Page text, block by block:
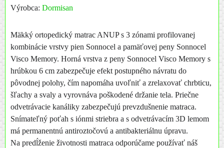
Výrobca: Dormisan
Mäkký ortopedický matrac ANUP s 3 zónami profilovanej
kombinácie vrstvy pien Sonnocel a pamäťovej peny Sonnocel
Visco Memory. Horná vrstva z peny Sonnocel Visco Memory s
hrúbkou 6 cm zabezpečuje efekt postupného návratu do
pôvodnej polohy, čím napomáha uvoľniť a zrelaxovať chrbticu,
šľachy a svaly a vyrovnáva poškodené držanie tela. Priečne
odvetrávacie kanáliky zabezpečujú prevzdušnenie matraca.
Snímateľný poťah s iónmi striebra a s odvetrávacím 3D lemom
má permanentnú antiroztočovú a antibakteriálnu úpravu.
Na predĺženie životnosti matraca odporúčame používať náš